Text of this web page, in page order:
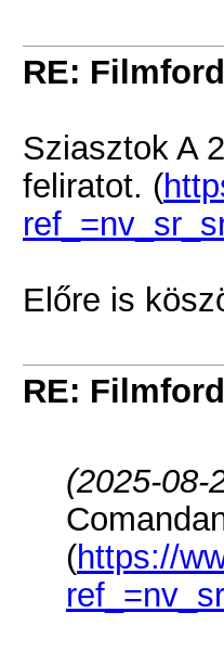
RE:
Sziasztok A
feliratot. (
Előre is
RE:
(2025-08-
(https://